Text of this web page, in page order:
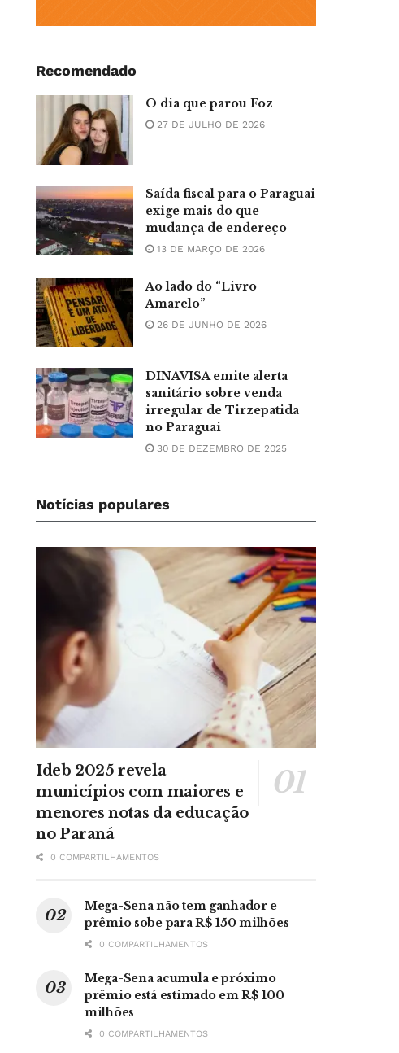
Recomendado
O dia que parou Foz
27 DE JULHO DE 2026
Saída fiscal para o Paraguai
exige mais do que
mudança de endereço
13 DE MARÇO DE 2026
Ao lado do “Livro
Amarelo”
26 DE JUNHO DE 2026
DINAVISA emite alerta
sanitário sobre venda
irregular de Tirzepatida
no Paraguai
30 DE DEZEMBRO DE 2025
Notícias populares
Ideb 2025 revela
municípios com maiores e
menores notas da educação
no Paraná
0 COMPARTILHAMENTOS
Mega-Sena não tem ganhador e
prêmio sobe para R$ 150 milhões
0 COMPARTILHAMENTOS
Mega-Sena acumula e próximo
prêmio está estimado em R$ 100
milhões
0 COMPARTILHAMENTOS